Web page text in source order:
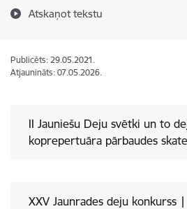
Atskaņot tekstu
Publicēts: 29.05.2021.
Atjaunināts: 07.05.2026.
II Jauniešu Deju svētki un to
koprepertuāra pārbaudes
XXV Jaunrades deju konkurss